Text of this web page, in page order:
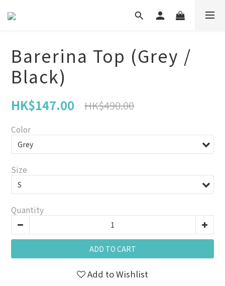
Barerina Top (Grey /
Black)
HK$147.00 HK$490.00
Color
Size
Quantity
ADD TO CART
Add to Wishlist